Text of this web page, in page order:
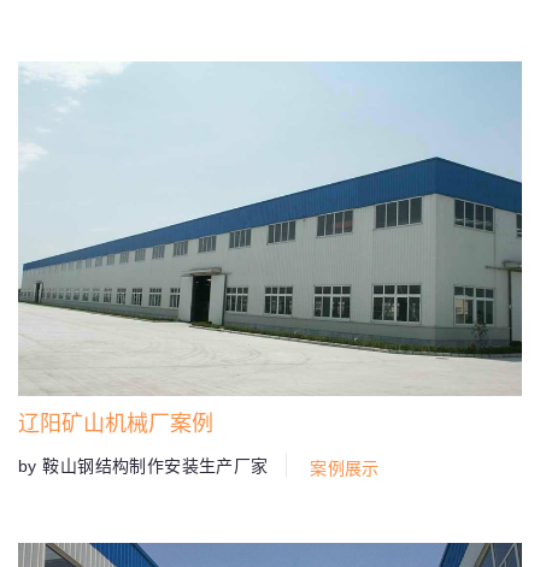
辽阳矿山机械厂案例
by 鞍山钢结构制作安装生产厂家 案例展示